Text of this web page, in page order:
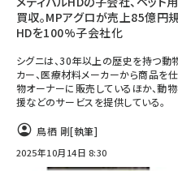
買収。MPアグロが売上85億円
HDを100%子会社化
シグニは、30年以上の歴史を持つ動
カー、医療材料メーカーから商品を
物オーナーに販売しているほか、動
援などのサービスを提供している。
鳥栖 剛[執筆]
2025年10月14日 8:30